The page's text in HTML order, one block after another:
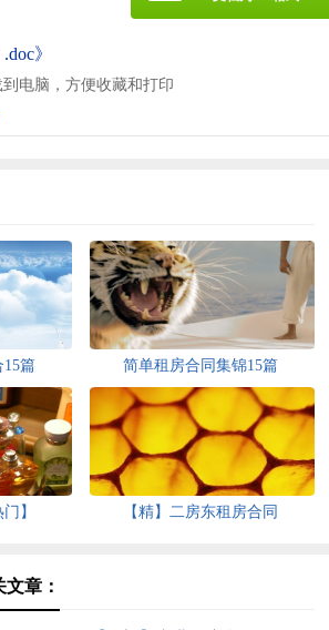
》
电脑，方便收藏和打印
15篇 简单租房合同集锦15篇
】 【精】二房东租房合同
文章：